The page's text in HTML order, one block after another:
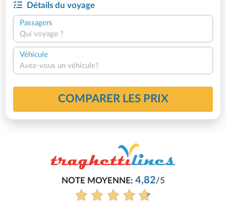
Détails du voyage
Passagers
Qui voyage ?
Véhicule
Avez-vous un véhicule?
COMPARER LES PRIX
NOTE MOYENNE:4,82/5